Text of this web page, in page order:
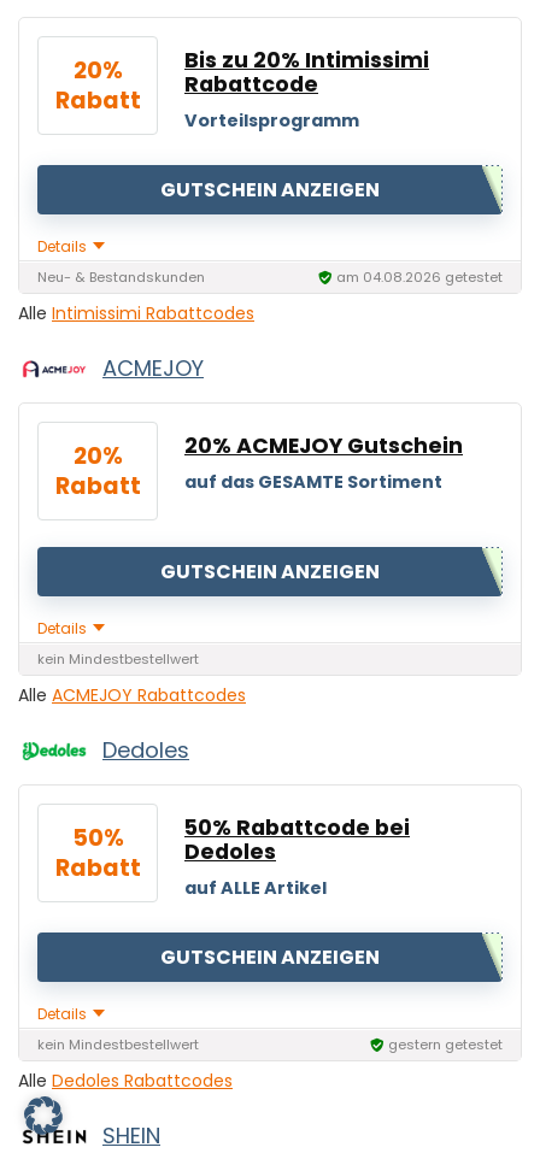
20%
Rabatt
Bis zu 20% Intimissimi
Rabattcode
Vorteilsprogramm
GUTSCHEIN ANZEIGEN
Details
Neu- & Bestandskunden am 04.08.2026 getestet
Alle Intimissimi Rabattcodes
ACMEJOY
20%
Rabatt
20% ACMEJOY Gutschein
auf das GESAMTE Sortiment
GUTSCHEIN ANZEIGEN
Details
ACMEJOY
kein Mindestbestellwert
Alle ACMEJOY Rabattcodes
Dedoles
50%
Rabatt
50% Rabattcode bei
Dedoles
auf ALLE Artikel
GUTSCHEIN ANZEIGEN
Details
kein Mindestbestellwert gestern getestet
Alle Dedoles Rabattcodes
SHEIN